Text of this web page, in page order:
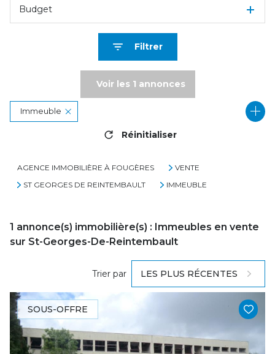
Budget
Filtrer
Voir les 1 annonces
Immeuble
35420 - Saint-Georges-de-Reintembault
Réinitialiser
AGENCE IMMOBILIÈRE À FOUGÈRES
VENTE
ST GEORGES DE REINTEMBAULT
IMMEUBLE
1 annonce(s) immobilière(s) : Immeubles en vente
sur St-Georges-De-Reintembault
Trier par LES PLUS RÉCENTES
SOUS-OFFRE